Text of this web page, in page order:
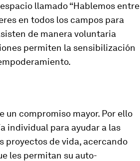
llamado “Hablemos entre
en todos los campos para
de manera voluntaria
permiten la sensibilización
un compromiso mayor. Por ello
individual para ayudar a las
proyectos de vida, acercando
les permitan su auto-